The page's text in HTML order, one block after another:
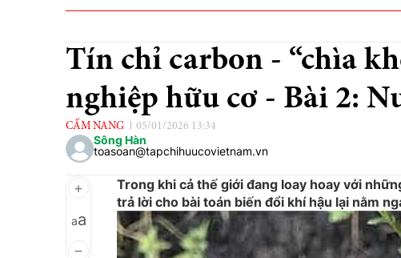
Tín chỉ carbon - “chìa
nghiệp hữu cơ - Bài 2:
CẨM NANG 05/01/2026 13:34
Sông Hàn
toasoan@tapchihuucovietnam.vn
aa
Trong khi cả thế giới đang loay hoay với
trả lời cho bài toán biến đổi khí hậu lại nằm